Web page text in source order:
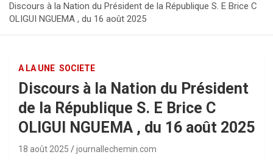
Discours à la Nation du Président de la République S. E Brice C
OLIGUI NGUEMA , du 16 août 2025
A LA UNE SOCIETE
Discours à la Nation du Président
de la République S. E Brice C
OLIGUI NGUEMA , du 16 août 2025
18 août 2025 journallechemin.com